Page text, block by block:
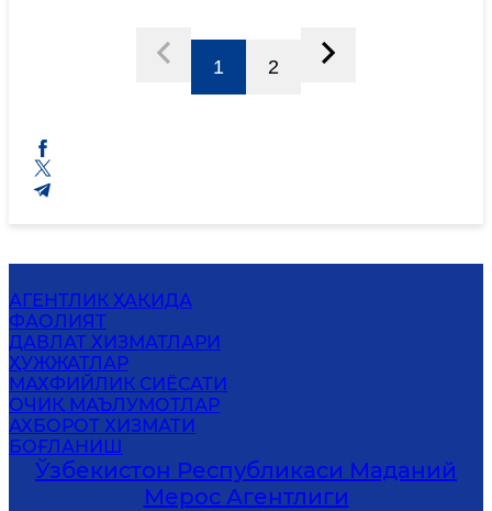
1 2
АГЕНТЛИК ҲАҚИДА
ФАОЛИЯТ
ДАВЛАТ ХИЗМАТЛАРИ
ҲУЖЖАТЛАР
MАХФИЙЛИК СИЁСАТИ
ОЧИҚ МАЪЛУМОТЛАР
АХБОРОТ ХИЗМАТИ
БОҒЛАНИШ
Ўзбекистон Республикаси Маданий
Мерос Агентлиги